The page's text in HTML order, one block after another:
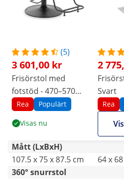
(5)
3 601,00 kr
Frisörstol med
fotstöd - 470–570
mm - 200 kg - Svart
Rea Populärt
Visas nu
2
Svart
Rea
Mått (LxBxH)
107.5 x 75 x 87.5 cm
64 x
360° snurrstol